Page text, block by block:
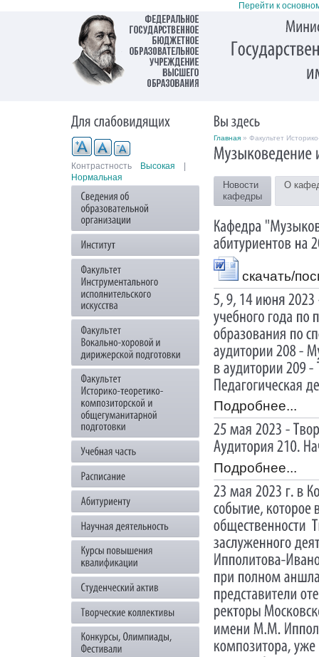
Перейти к
Контрастность Высокая
Нормальная
Главная » Факультет
Новости
кафедры
О
скачать/
Подробнее...
Подробнее...